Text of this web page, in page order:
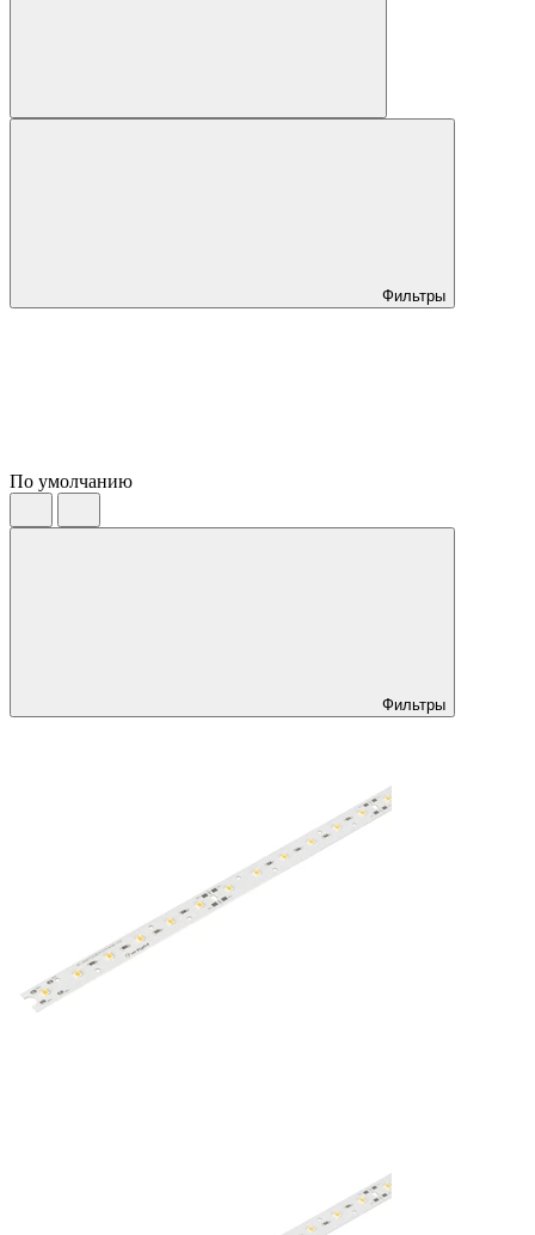
Фильтры
По умолчанию
Фильтры